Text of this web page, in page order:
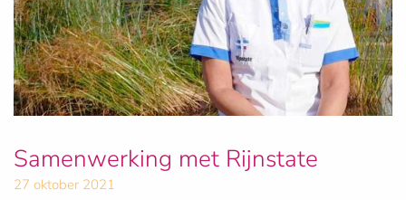
Samenwerking met Rijnstate
27 oktober 2021